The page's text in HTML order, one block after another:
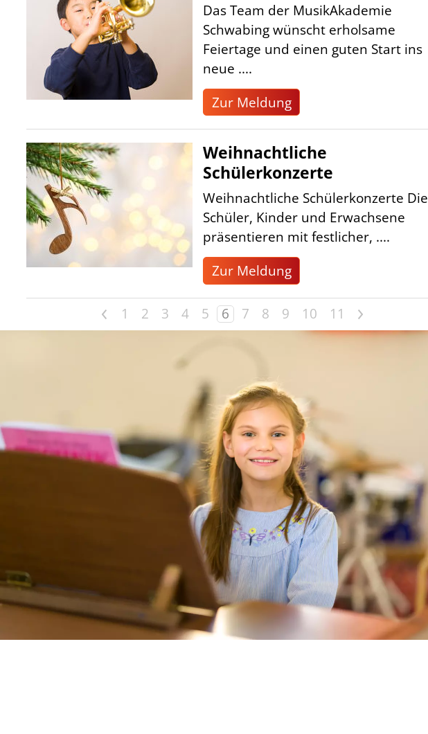
Das Team der MusikAkademie
Schwabing wünscht erholsame
Feiertage und einen guten Start ins
neue ....
Zur Meldung
Weihnachtliche
Schülerkonzerte
Weihnachtliche Schülerkonzerte Die
Schüler, Kinder und Erwachsene
präsentieren mit festlicher, ....
Zur Meldung
< 1 2 3 4 5 6 7 8 9 10 11 >